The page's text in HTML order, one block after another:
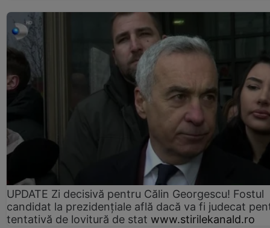
UPDATE Zi decisivă pentru Călin Georgescu! Fostul
candidat la prezidențiale află dacă va fi judecat
tentativă de lovitură de stat www.stirilekanald.ro